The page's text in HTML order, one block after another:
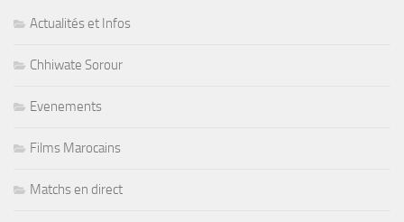
Actualités et Infos
Chhiwate Sorour
Evenements
Films Marocains
Matchs en direct